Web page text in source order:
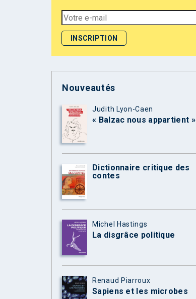
Nouveautés
Judith Lyon-Caen
« Balzac nous appartient »
Dictionnaire critique des
contes
Michel Hastings
La disgrâce politique
Renaud Piarroux
Sapiens et les microbes